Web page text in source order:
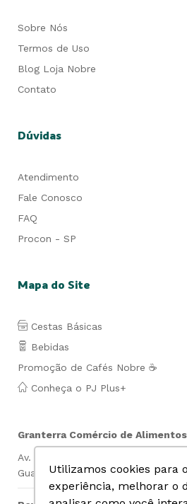
Utilizamos cookies para
experiência, melhorar o
Sobre Nós
Termos de Uso
Blog Loja Nobre
Contato
Dúvidas
Atendimento
Fale Conosco
FAQ
Procon - SP
Mapa do Site
Cestas Básicas
Bebidas
Promoção de Cafés Nobre ☕
Conheça o PJ Plus+
Granterra Comércio de Alimentos
Av. Lauro de Gusmão Silveira,
Guarulhos- SP Cep: 07140-010